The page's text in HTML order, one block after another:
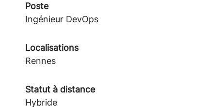
Poste
Ingénieur DevOps
Localisations
Rennes
Statut à distance
Hybride